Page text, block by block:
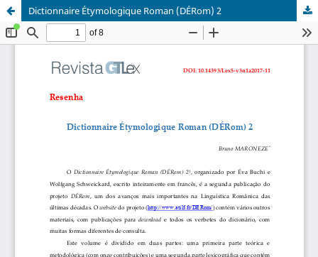
Dictionnaire Étymologique Roman (DÉRom) 2